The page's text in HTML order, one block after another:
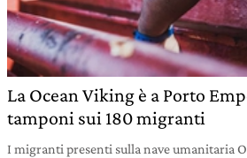
La Ocean Viking è a Porto
tamponi sui 180 migranti
I migranti presenti sulla nave umanitaria